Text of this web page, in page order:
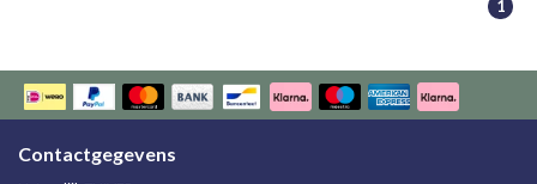
1
Contactgegevens